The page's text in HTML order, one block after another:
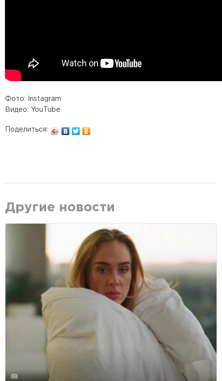
Фото: Instagram
Видео: YouTube
Поделиться:
Другие новости